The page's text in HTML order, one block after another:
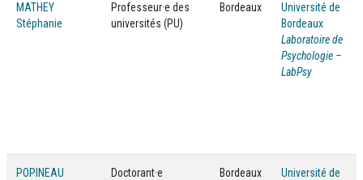
MATHEY
Stéphanie
Professeur·e des
universités (PU)
Bordeaux
Université de
Bordeaux
Laboratoire de
Psychologie –
LabPsy
POPINEAU
Doctorant·e
Bordeaux
Université de